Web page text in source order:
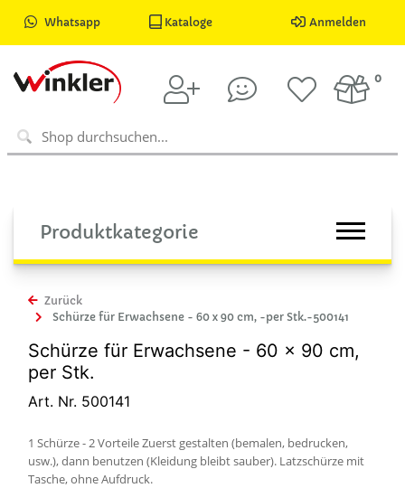
Whatsapp Kataloge Anmelden
0
Produktkategorie
Zurück
Schürze für Erwachsene - 60 x 90 cm, -per Stk.-500141
Schürze für Erwachsene - 60 x 90 cm,
per Stk.
Art. Nr. 500141
1 Schürze - 2 Vorteile Zuerst gestalten (bemalen, bedrucken,
usw.), dann benutzen (Kleidung bleibt sauber). Latzschürze mit
Tasche, ohne Aufdruck.